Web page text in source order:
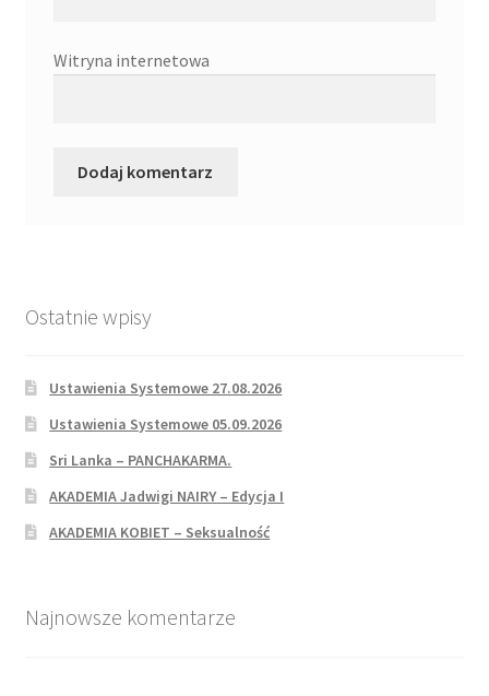
Witryna internetowa
Ostatnie wpisy
Ustawienia Systemowe 27.08.2026
Ustawienia Systemowe 05.09.2026
Sri Lanka – PANCHAKARMA.
AKADEMIA Jadwigi NAIRY – Edycja I
AKADEMIA KOBIET – Seksualność
Najnowsze komentarze